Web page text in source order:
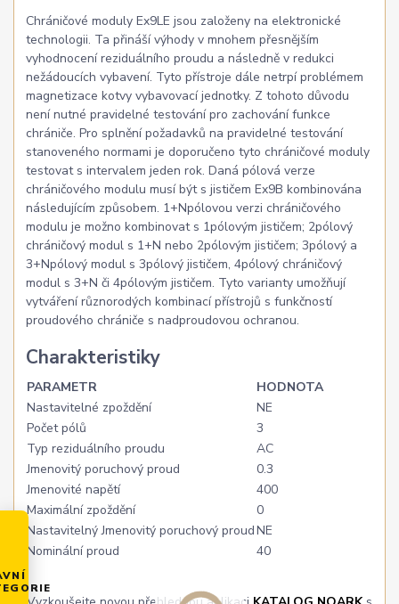
Chráničové moduly Ex9LE jsou založeny na elektronické
technologii. Ta přináší výhody v mnohem přesnějším
vyhodnocení reziduálního proudu a následně v redukci
nežádoucích vybavení. Tyto přístroje dále netrpí problémem
magnetizace kotvy vybavovací jednotky. Z tohoto důvodu
není nutné pravidelné testování pro zachování funkce
chrániče. Pro splnění požadavků na pravidelné testování
stanoveného normami je doporučeno tyto chráničové moduly
testovat s intervalem jeden rok. Daná pólová verze
chráničového modulu musí být s jističem Ex9B kombinována
následujícím způsobem. 1+Npólovou verzi chráničového
modulu je možno kombinovat s 1pólovým jističem; 2pólový
chráničový modul s 1+N nebo 2pólovým jističem; 3pólový a
3+Npólový modul s 3pólový jističem, 4pólový chráničový
modul s 3+N či 4pólovým jističem. Tyto varianty umožňují
vytváření různorodých kombinací přístrojů s funkčností
proudového chrániče s nadproudovou ochranou.
Charakteristiky
PARAMETR
HODNOTA
Nastavitelné zpoždění
NE
Počet pólů
3
Typ reziduálního proudu
AC
Jmenovitý poruchový proud
0.3
Jmenovité napětí
400
Maximální zpoždění
0
Nastavitelný Jmenovitý poruchový proudNE
Nominální proud
40